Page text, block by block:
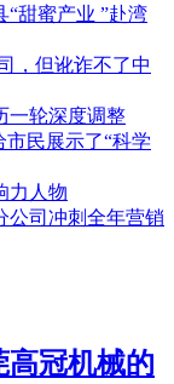
“甜蜜产业 ”赴湾
，但讹诈不了中
一轮深度调整
民展示了“科学
力人物
公司冲刺全年营销
高冠机械的